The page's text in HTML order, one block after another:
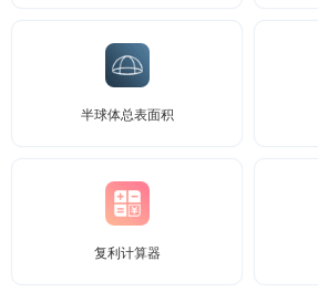
半球体总表面积
复利计算器